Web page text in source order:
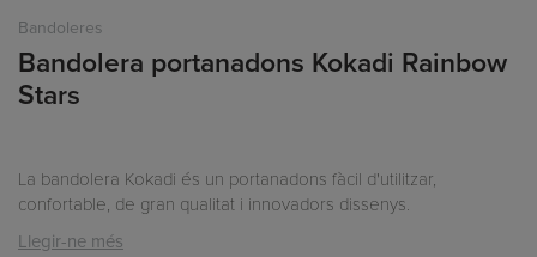
Bandoleres
Bandolera portanadons Kokadi Rainbow
Stars
La bandolera Kokadi és un portanadons fàcil d'utilitzar,
confortable, de gran qualitat i innovadors dissenys.
Llegir-ne més